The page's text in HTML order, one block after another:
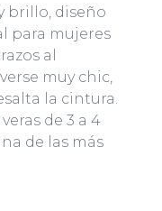
brillo, diseño
para mujeres
al
muy chic,
la cintura.
de 3 a 4
de las más